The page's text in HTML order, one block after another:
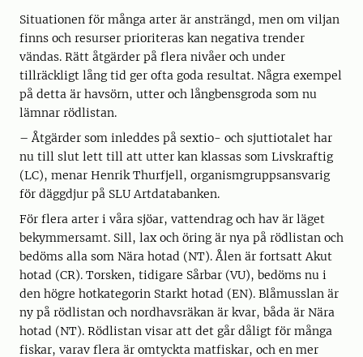
Situationen för många arter är ansträngd, men om viljan
finns och resurser prioriteras kan negativa trender
vändas. Rätt åtgärder på flera nivåer och under
tillräckligt lång tid ger ofta goda resultat. Några exempel
på detta är havsörn, utter och långbensgroda som nu
lämnar rödlistan.
– Åtgärder som inleddes på sextio- och sjuttiotalet har
nu till slut lett till att utter kan klassas som Livskraftig
(LC), menar Henrik Thurfjell, organismgruppsansvarig
för däggdjur på SLU Artdatabanken.
För flera arter i våra sjöar, vattendrag och hav är läget
bekymmersamt. Sill, lax och öring är nya på rödlistan och
bedöms alla som Nära hotad (NT). Ålen är fortsatt Akut
hotad (CR). Torsken, tidigare Sårbar (VU), bedöms nu i
den högre hotkategorin Starkt hotad (EN). Blåmusslan är
ny på rödlistan och nordhavsräkan är kvar, båda är Nära
hotad (NT). Rödlistan visar att det går dåligt för många
fiskar, varav flera är omtyckta matfiskar, och en mer